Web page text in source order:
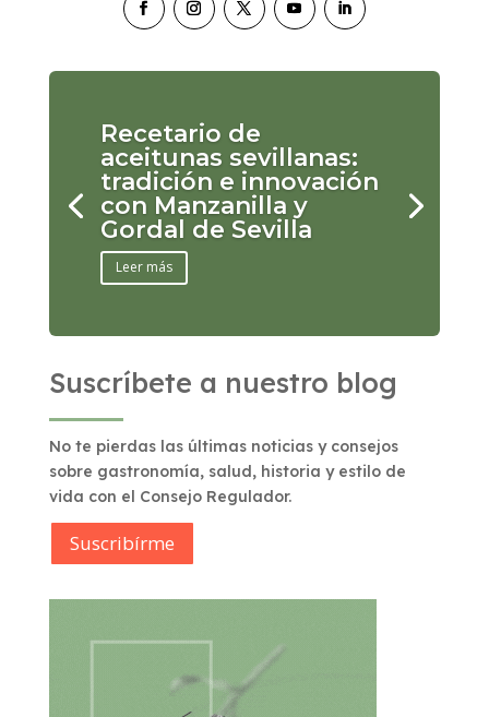
Recetario de
aceitunas sevillanas:
tradición e innovación
con Manzanilla y
Gordal de Sevilla
Leer más
Suscríbete a nuestro blog
No te pierdas las últimas noticias y consejos
sobre gastronomía, salud, historia y estilo de
vida con el Consejo Regulador.
Suscribírme